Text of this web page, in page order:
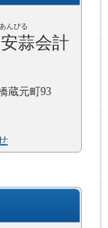
蒜会計
蔵元町93